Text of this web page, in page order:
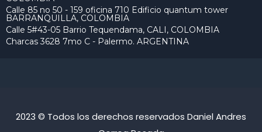
Calle 85 no 50 - 159 oficina 710 Edificio quantum tower
BARRANQUILLA, COLOMBIA
Calle 5#43-05 Barrio Tequendama, CALI, COLOMBIA
Charcas 3628 7mo C - Palermo. ARGENTINA
2023 © Todos los derechos reservados Daniel Andres